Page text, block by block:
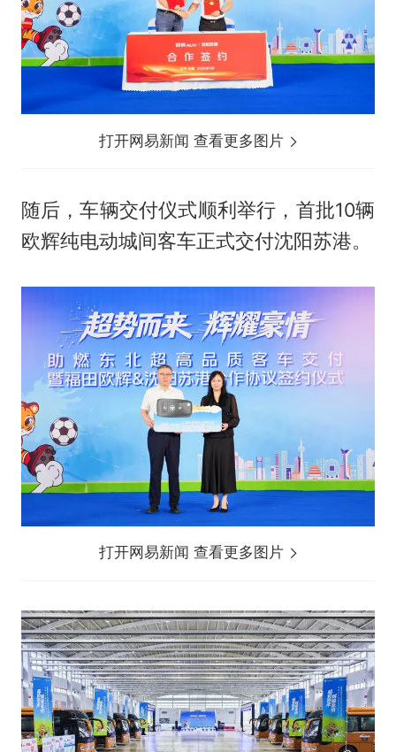
打开网易新闻 查看更多图片
随后，车辆交付仪式顺利举行，首批10辆
欧辉纯电动城间客车正式交付沈阳苏港。
打开网易新闻 查看更多图片